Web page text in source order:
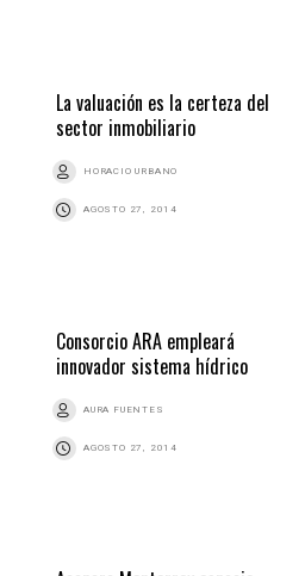
La valuación es la certeza del
sector inmobiliario
HORACIO URBANO
AGOSTO 27, 2014
Consorcio ARA empleará
innovador sistema hídrico
AURA FUENTES
AGOSTO 27, 2014